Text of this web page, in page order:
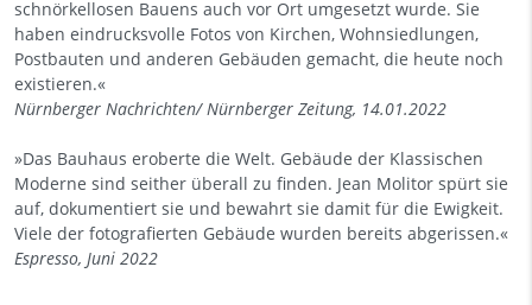
schnörkellosen Bauens auch vor Ort umgesetzt wurde. Sie
haben eindrucksvolle Fotos von Kirchen, Wohnsiedlungen,
Postbauten und anderen Gebäuden gemacht, die heute noch
existieren.«
Nürnberger Nachrichten/ Nürnberger Zeitung, 14.01.2022
»Das Bauhaus eroberte die Welt. Gebäude der Klassischen
Moderne sind seither überall zu finden. Jean Molitor spürt sie
auf, dokumentiert sie und bewahrt sie damit für die Ewigkeit.
Viele der fotografierten Gebäude wurden bereits abgerissen.«
Espresso, Juni 2022